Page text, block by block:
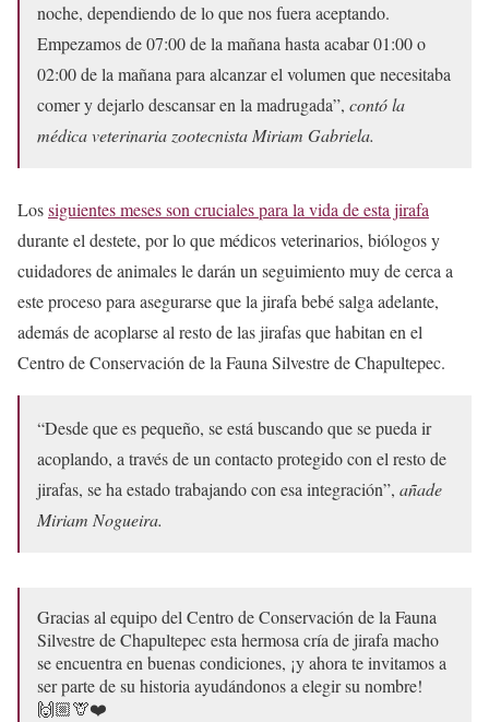
noche, dependiendo de lo que nos fuera aceptando.
Empezamos de 07:00 de la mañana hasta acabar 01:00 o
02:00 de la mañana para alcanzar el volumen que necesitaba
comer y dejarlo descansar en la madrugada”, contó la
médica veterinaria zootecnista Miriam Gabriela.
Lossiguientes meses son cruciales para la vida de esta jirafa
durante el destete, por lo que médicos veterinarios, biólogos y
cuidadores de animales le darán un seguimiento muy de cerca a
este proceso para asegurarse que la jirafa bebé salga adelante,
además de acoplarse al resto de las jirafas que habitan en el
Centro de Conservación de la Fauna Silvestre de Chapultepec.
“Desde que es pequeño, se está buscando que se pueda ir
acoplando, a través de un contacto protegido con el resto de
jirafas, se ha estado trabajando con esa integración”, añade
Miriam Nogueira.
Gracias al equipo del Centro de Conservación de la Fauna
Silvestre de Chapultepec esta hermosa cría de jirafa macho
se encuentra en buenas condiciones, ¡y ahora te invitamos a
ser parte de su historia ayudándonos a elegir su nombre!
🙌🏼🦒❤️